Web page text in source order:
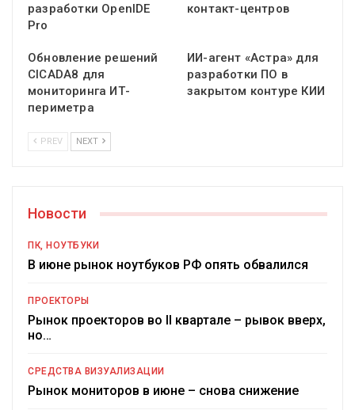
разработки OpenIDE
Pro
контакт-центров
Обновление решений
CICADA8 для
мониторинга ИТ-
периметра
ИИ-агент «Астра» для
разработки ПО в
закрытом контуре КИИ
PREV NEXT
Новости
ПК, НОУТБУКИ
В июне рынок ноутбуков РФ опять обвалился
ПРОЕКТОРЫ
Рынок проекторов во II квартале – рывок вверх,
но…
СРЕДСТВА ВИЗУАЛИЗАЦИИ
Рынок мониторов в июне – снова снижение